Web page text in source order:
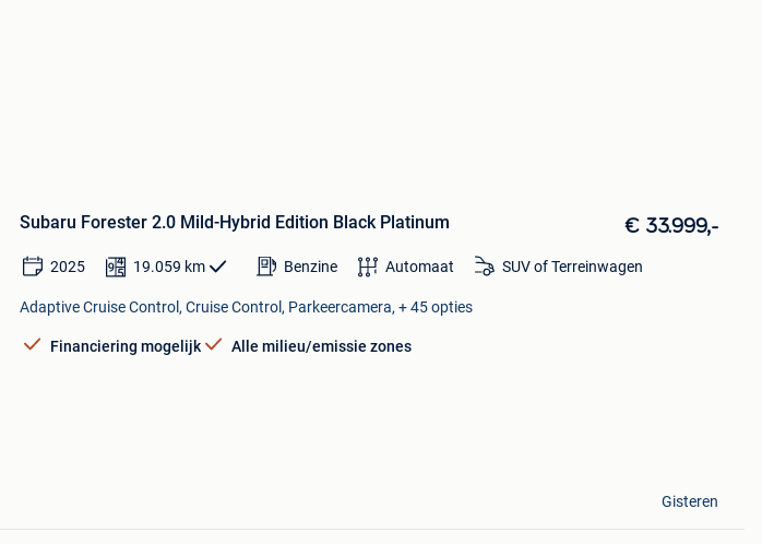
Subaru Forester 2.0 Mild-Hybrid Edition Black Platinum € 33.999,-
2025 19.059 km Benzine Automaat SUV of Terreinwagen
Adaptive Cruise Control, Cruise Control, Parkeercamera, + 45 opties
Financiering mogelijk Alle milieu/emissie zones
Gisteren